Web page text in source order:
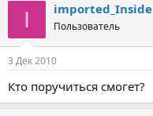
I imported_Inside
Пользователь
3 Дек 2010
Кто поручиться смогет?